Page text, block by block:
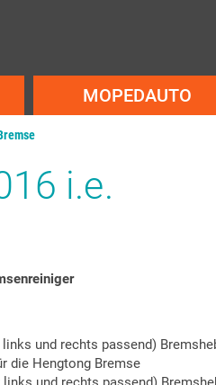
MOPEDAUTO
i.e.
und rechts passend)
die Hengtong Bremse